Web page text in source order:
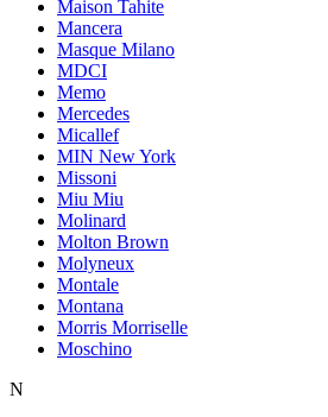
Maison Tahite
Mancera
Masque Milano
MDCI
Memo
Mercedes
Micallef
MIN New York
Missoni
Miu Miu
Molinard
Molton Brown
Molyneux
Montale
Montana
Morris Morriselle
Moschino
N